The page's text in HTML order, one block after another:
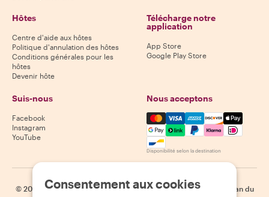
Hôtes
Centre d'aide aux hôtes
Politique d'annulation des hôtes
Conditions générales pour les
hôtes
Devenir hôte
Télécharge notre
application
App Store
Google Play Store
Suis-nous
Facebook
Instagram
YouTube
Nous acceptons
Mastercard, Visa, Amex,
Disponibilité selon la destination
© 2026 Withlocals.com | Politique de confidentialité | Cookies
Plan du
Consentement aux cookies